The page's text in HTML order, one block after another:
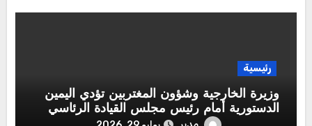
رئيسية
وزيرة الخارجية وشؤون المغتربين تؤدي اليمين
الدستورية أمام رئيس مجلس القيادة الرئاسي